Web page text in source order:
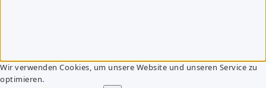
Wir verwenden Cookies, um unsere Website und unseren Service zu
optimieren.